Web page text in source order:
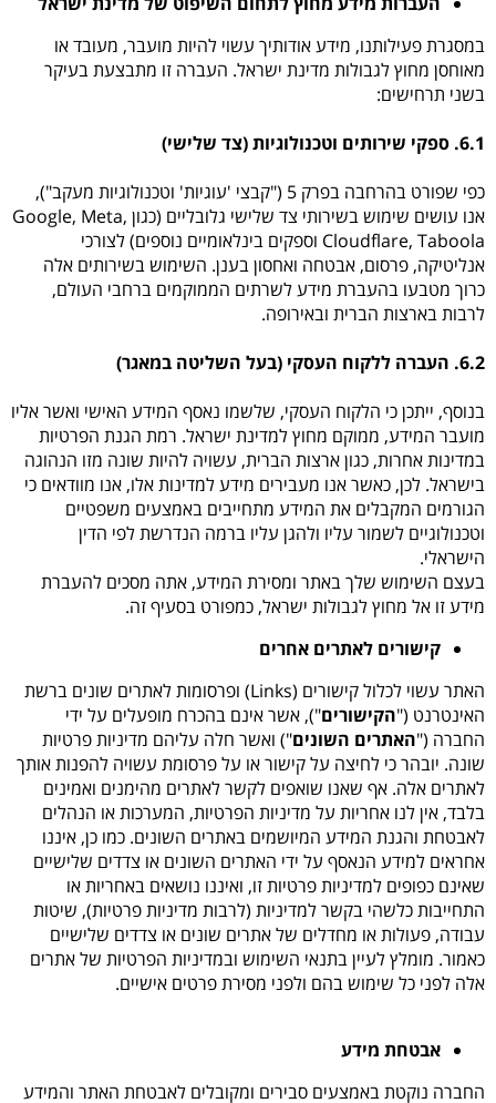
במסגרת פעילותנו, מידע אודותיך עשוי להיות מועבר, מעובד או
מאוחסן מחוץ לגבולות מדינת ישראל. העברה זו מתבצעת בעיקר
בשני תרחישים:
6.1. ספקי שירותים וטכנולוגיות (צד שלישי)
כפי שפורט בהרחבה בפרק 5 ("קבצי 'עוגיות' וטכנולוגיות מעקב"),
אנו עושים שימוש בשירותי צד שלישי גלובליים (כגון Google, Meta,
Cloudflare, Taboola וספקים בינלאומיים נוספים) לצורכי
אנליטיקה, פרסום, אבטחה ואחסון בענן. השימוש בשירותים אלה
כרוך מטבעו בהעברת מידע לשרתים הממוקמים ברחבי העולם,
לרבות בארצות הברית ובאירופה.
6.2. העברה ללקוח העסקי (בעל השליטה במאגר)
בנוסף, ייתכן כי הלקוח העסקי, שלשמו נאסף המידע האישי ואשר אליו
מועבר המידע, ממוקם מחוץ למדינת ישראל. רמת הגנת הפרטיות
במדינות אחרות, כגון ארצות הברית, עשויה להיות שונה מזו הנהוגה
בישראל. לכן, כאשר אנו מעבירים מידע למדינות אלו, אנו מוודאים כי
הגורמים המקבלים את המידע מתחייבים באמצעים משפטיים
וטכנולוגיים לשמור עליו ולהגן עליו ברמה הנדרשת לפי הדין
הישראלי.
בעצם השימוש שלך באתר ומסירת המידע, אתה מסכים להעברת
מידע זו אל מחוץ לגבולות ישראל, כמפורט בסעיף זה.
קישורים לאתרים אחרים
האתר עשוי לכלול קישורים (Links) ופרסומות לאתרים שונים ברשת
האינטרנט ("הקישורים"), אשר אינם בהכרח מופעלים על ידי
החברה ("האתרים השונים") ואשר חלה עליהם מדיניות פרטיות
שונה. יובהר כי לחיצה על קישור או על פרסומת עשויה להפנות אותך
לאתרים אלה. אף שאנו שואפים לקשר לאתרים מהימנים ואמינים
בלבד, אין לנו אחריות על מדיניות הפרטיות, המערכות או הנהלים
לאבטחת והגנת המידע המיושמים באתרים השונים. כמו כן, איננו
אחראים למידע הנאסף על ידי האתרים השונים או צדדים שלישיים
שאינם כפופים למדיניות פרטיות זו, ואיננו נושאים באחריות או
התחייבות כלשהי בקשר למדיניות (לרבות מדיניות פרטיות), שיטות
עבודה, פעולות או מחדלים של אתרים שונים או צדדים שלישיים
כאמור. מומלץ לעיין בתנאי השימוש ובמדיניות הפרטיות של אתרים
אלה לפני כל שימוש בהם ולפני מסירת פרטים אישיים.
אבטחת מידע
החברה נוקטת באמצעים סבירים ומקובלים לאבטחת האתר והמידע